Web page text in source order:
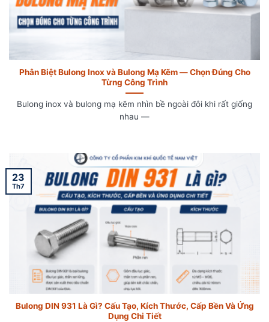
Phân Biệt Bulong Inox và Bulong Mạ Kẽm — Chọn Đúng Cho
Từng Công Trình
Bulong inox và bulong mạ kẽm nhìn bề ngoài đôi khi rất giống
nhau —
Bulong DIN 931 Là Gì? Cấu Tạo, Kích Thước, Cấp Bền Và Ứng
Dụng Chi Tiết
23
Th7